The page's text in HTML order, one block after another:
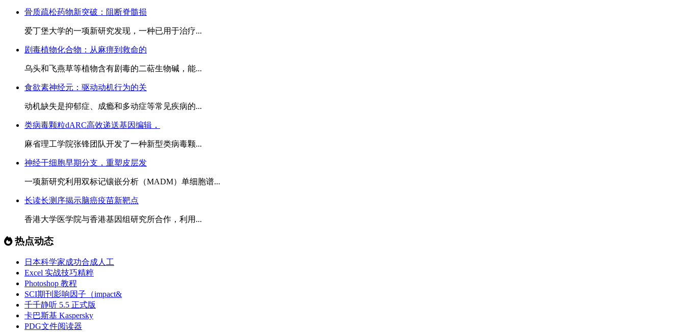
骨质疏松药物新突破：阻断脊髓损
爱丁堡大学的一项新研究发现，一种已用于治疗...
剧毒植物化合物：从麻痹到救命的
乌头和飞燕草等植物含有剧毒的二萜生物碱，能...
食欲素神经元：驱动动机行为的关
动机缺失是抑郁症、成瘾和多动症等常见疾病的...
类病毒颗粒dARC高效递送基因编辑，
麻省理工学院张锋团队开发了一种新型类病毒颗...
神经干细胞早期分支，重塑皮层发
一项新研究利用双标记镶嵌分析（MADM）单细胞谱...
长读长测序揭示脑癌疫苗新靶点
香港大学医学院与香港基因组研究所合作，利用...
热点动态
日本科学家成功合成人工
Excel 实战技巧精粹
Photoshop 教程
SCI期刊影响因子（impact&
千千静听 5.5 正式版
卡巴斯基 Kaspersky
PDG文件阅读器